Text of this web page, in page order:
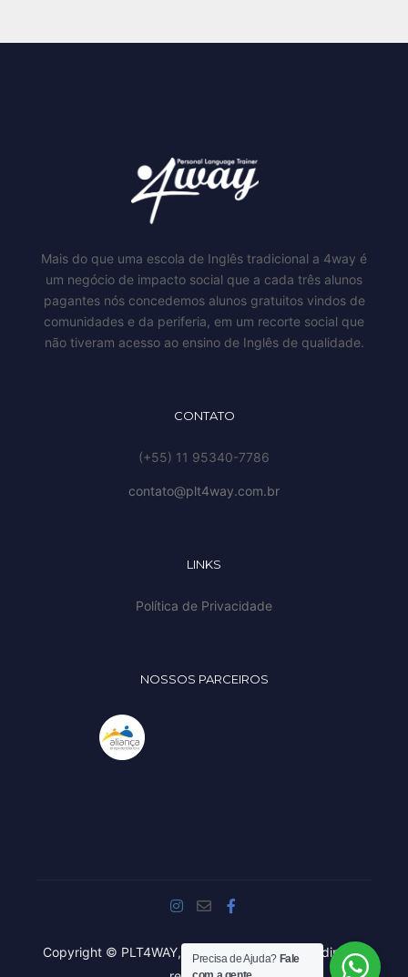
Mais do que uma escola de Inglês tradicional a 4way é
um negócio de impacto social que a cada três alunos
pagantes nós concedemos alunos gratuitos vindos de
comunidades e da periferia, em um recorte social que
não tiveram acesso ao ensino de Inglês de qualidade.
CONTATO
(+55) 11 95340-7786
contato@plt4way.com.br
LINKS
Política de Privacidade
NOSSOS PARCEIROS
Copyright © PLT4WAY, 2020 - 2021. Todos os direitos
Precisa de Ajuda? Fale